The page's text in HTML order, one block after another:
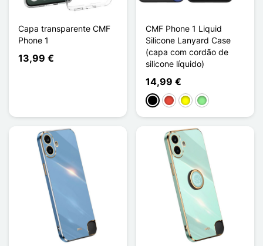
Capa transparente CMF
Phone 1
13,99 €
CMF Phone 1 Liquid
Silicone Lanyard Case
(capa com cordão de
silicone líquido)
14,99 €
PretoVermelho
AmareloVerde claro